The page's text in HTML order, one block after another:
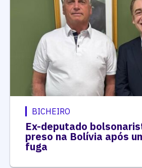
BICHEIRO
Ex-deputado
preso na Bolívia após
fuga